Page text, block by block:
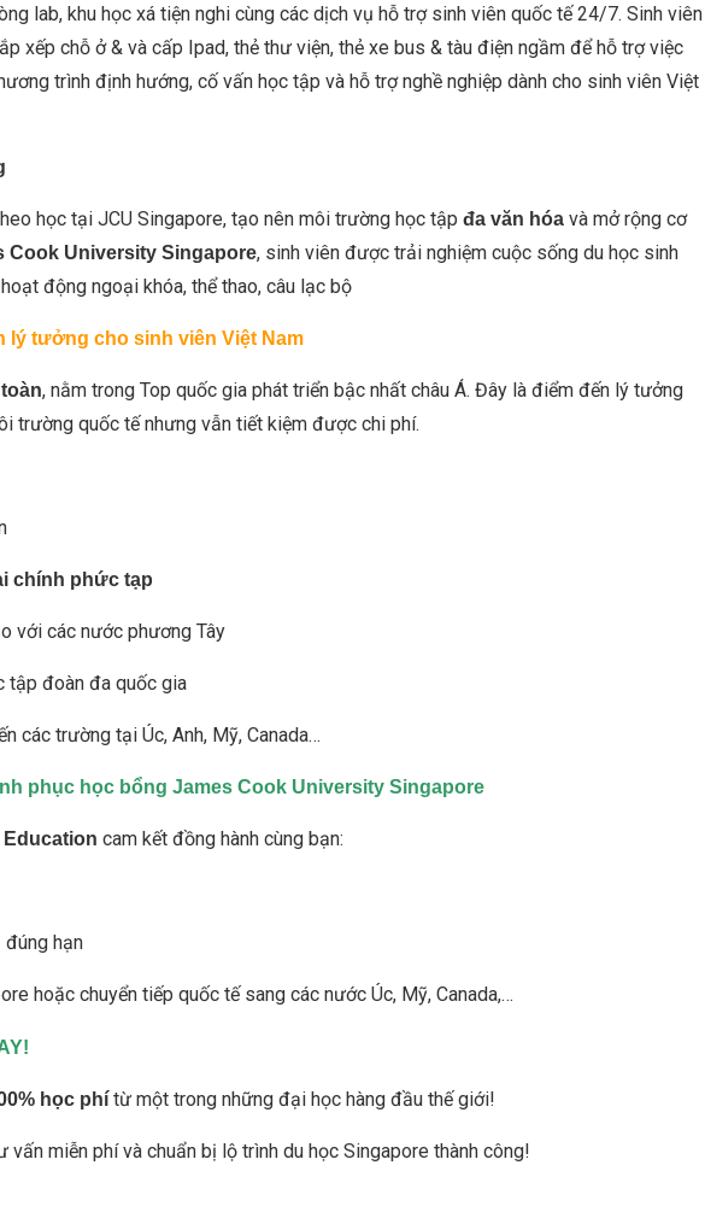
lab, khu học xá tiện nghi cùng các dịch vụ hỗ trợ sinh viên quốc tế 24/7. Sinh viên
xếp chỗ ở & và cấp Ipad, thẻ thư viện, thẻ xe bus & tàu điện ngầm để hỗ trợ việc
trình định hướng, cố vấn học tập và hỗ trợ nghề nghiệp dành cho sinh viên Việt
học tại JCU Singapore, tạo nên môi trường học tập đa văn hóa và mở rộng cơ
Cook University Singapore, sinh viên được trải nghiệm cuộc sống du học sinh
động ngoại khóa, thể thao, câu lạc bộ
lý tưởng cho sinh viên Việt Nam
, nằm trong Top quốc gia phát triển bậc nhất châu Á. Đây là điểm đến lý tưởng
trường quốc tế nhưng vẫn tiết kiệm được chi phí.
chính phức tạp
với các nước phương Tây
tập đoàn đa quốc gia
các trường tại Úc, Anh, Mỹ, Canada…
phục học bổng James Cook University Singapore
Education cam kết đồng hành cùng bạn:
đúng hạn
hoặc chuyển tiếp quốc tế sang các nước Úc, Mỹ, Canada,…
học phítừ một trong những đại học hàng đầu thế giới!
vấn miễn phí và chuẩn bị lộ trình du học Singapore thành công!